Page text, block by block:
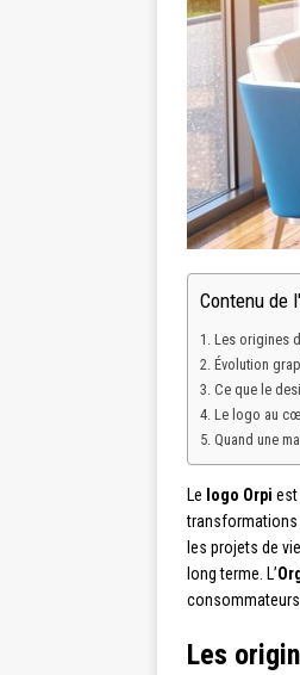
Contenu de
Les origines
Évolution
Ce que le
Le logo au
Quand une
Le logo Orpi est
transformations
les projets de
long terme. L’
Les